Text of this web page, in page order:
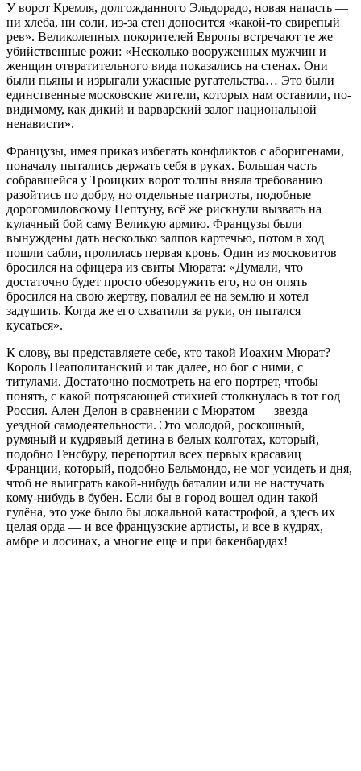
У ворот Кремля, долгожданного Эльдорадо, новая напасть —
ни хлеба, ни соли, из-за стен доносится «какой-то свирепый
рев». Великолепных покорителей Европы встречают те же
убийственные рожи: «Несколько вооруженных мужчин и
женщин отвратительного вида показались на стенах. Они
были пьяны и изрыгали ужасные ругательства… Это были
единственные московские жители, которых нам оставили, по-
видимому, как дикий и варварский залог национальной
ненависти».
Французы, имея приказ избегать конфликтов с аборигенами,
поначалу пытались держать себя в руках. Большая часть
собравшейся у Троицких ворот толпы вняла требованию
разойтись по добру, но отдельные патриоты, подобные
дорогомиловскому Нептуну, всё же рискнули вызвать на
кулачный бой саму Великую армию. Французы были
вынуждены дать несколько залпов картечью, потом в ход
пошли сабли, пролилась первая кровь. Один из московитов
бросился на офицера из свиты Мюрата: «Думали, что
достаточно будет просто обезоружить его, но он опять
бросился на свою жертву, повалил ее на землю и хотел
задушить. Когда же его схватили за руки, он пытался
кусаться».
К слову, вы представляете себе, кто такой Иоахим Мюрат?
Король Неаполитанский и так далее, но бог с ними, с
титулами. Достаточно посмотреть на его портрет, чтобы
понять, с какой потрясающей стихией столкнулась в тот год
Россия. Ален Делон в сравнении с Мюратом — звезда
уездной самодеятельности. Это молодой, роскошный,
румяный и кудрявый детина в белых колготах, который,
подобно Генсбуру, перепортил всех первых красавиц
Франции, который, подобно Бельмондо, не мог усидеть и дня,
чтоб не выиграть какой-нибудь баталии или не настучать
кому-нибудь в бубен. Если бы в город вошел один такой
гулёна, это уже было бы локальной катастрофой, а здесь их
целая орда — и все французские артисты, и все в кудрях,
амбре и лосинах, а многие еще и при бакенбардах!